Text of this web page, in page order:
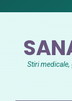
Stiri